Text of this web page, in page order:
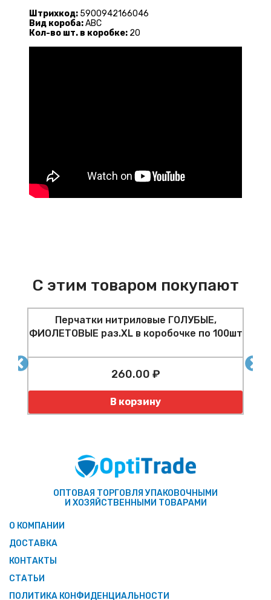
Штрихкод: 5900942166046
Вид короба:ABC
Кол-во шт. в коробке: 20
С этим товаром покупают
Перчатки нитриловые ГОЛУБЫЕ,
ФИОЛЕТОВЫЕ раз.XL в коробочке по 100шт
260.00 ₽
Количество
В корзину
ОПТОВАЯ ТОРГОВЛЯ УПАКОВОЧНЫМИ
И ХОЗЯЙСТВЕННЫМИ ТОВАРАМИ
О КОМПАНИИ
ДОСТАВКА
КОНТАКТЫ
СТАТЬИ
ПОЛИТИКА КОНФИДЕНЦИАЛЬНОСТИ